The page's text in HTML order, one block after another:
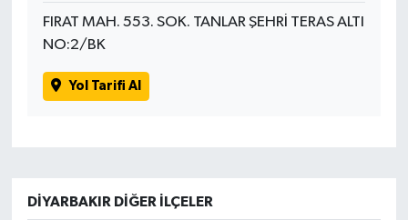
FIRAT MAH. 553. SOK. TANLAR ŞEHRİ TERAS ALTI
NO:2/BK
Yol Tarifi Al
DIYARBAKIR DIĞER İLÇELER